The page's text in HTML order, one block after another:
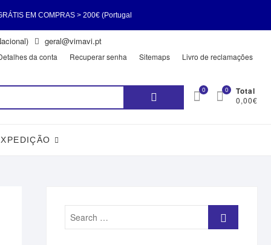
> 200€ (Portugal
EM COMPRAS > 200€
geral@vimavi.pt
da conta Recuperar senha Sitemaps Livro de reclamações
Pesquisar
0 Total
0,00€
0
Search